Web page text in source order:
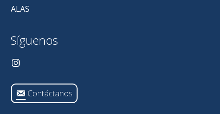
ALAS
Síguenos
Contáctanos